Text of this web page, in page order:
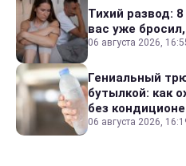
Тихий развод:
вас уже
06 августа 2026,
Гениальный
бутылкой: как
без
06 августа 2026,